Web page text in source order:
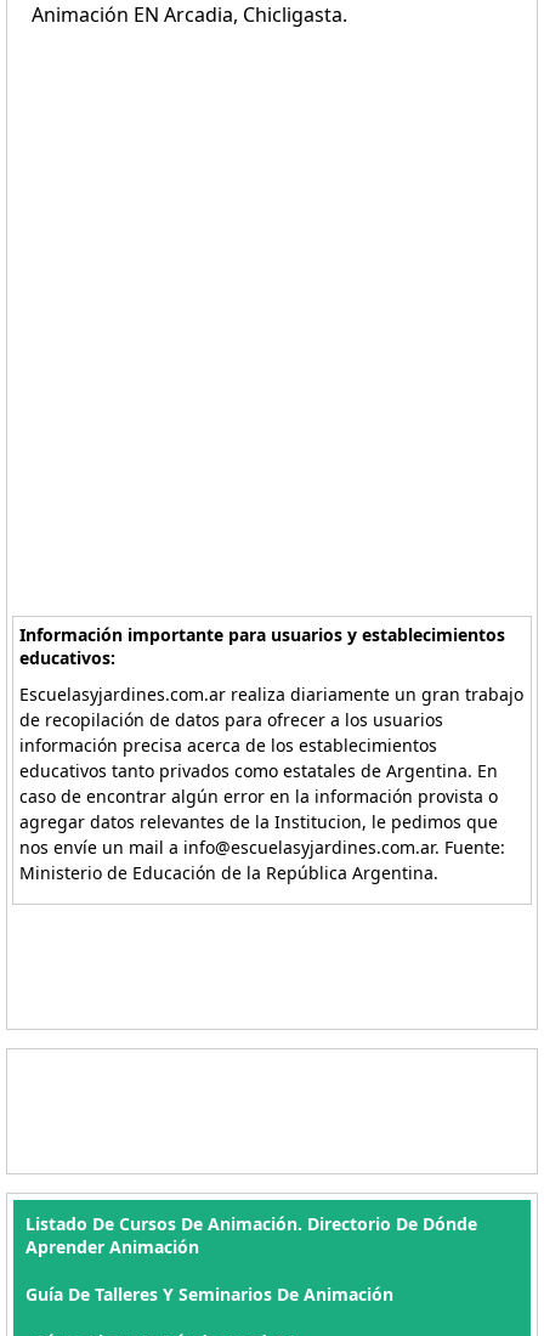
Animación EN Arcadia, Chicligasta.
Información importante para usuarios y establecimientos
educativos:
Escuelasyjardines.com.ar realiza diariamente un gran trabajo
de recopilación de datos para ofrecer a los usuarios
información precisa acerca de los establecimientos
educativos tanto privados como estatales de Argentina. En
caso de encontrar algún error en la información provista o
agregar datos relevantes de la Institucion, le pedimos que
nos envíe un mail a info@escuelasyjardines.com.ar. Fuente:
Ministerio de Educación de la República Argentina.
Listado De Cursos De Animación. Directorio De Dónde
Aprender Animación
Guía De Talleres Y Seminarios De Animación